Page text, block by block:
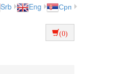
Srb Eng Срп
(0)